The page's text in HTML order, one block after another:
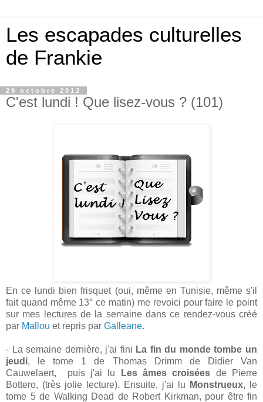
Les escapades culturelles
de Frankie
29 octobre 2012
C'est lundi ! Que lisez-vous ? (101)
En ce lundi bien frisquet (oui, même en Tunisie, même s'il
fait quand même 13° ce matin) me revoici pour faire le point
sur mes lectures de la semaine dans ce rendez-vous créé
par Mallou et repris par Galleane.
- La semaine dernière, j'ai fini La fin du monde tombe un
jeudi, le tome 1 de Thomas Drimm de Didier Van
Cauwelaert, puis j'ai lu
Les âmes croisées de Pierre
Bottero, (très jolie lecture). Ensuite, j'ai lu
Monstrueux, le
tome 5 de Walking Dead de Robert Kirkman, pour être fin